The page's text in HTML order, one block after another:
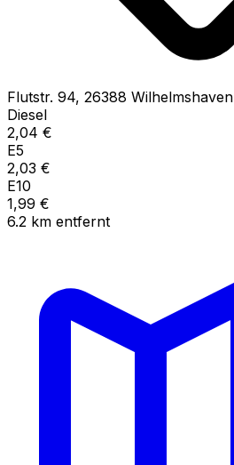
Flutstr. 94, 26388 Wilhelmshaven
Diesel
2,04 €
E5
2,03 €
E10
1,99 €
6.2 km entfernt